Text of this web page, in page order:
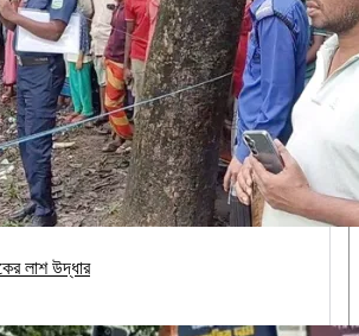
লাশ উদ্ধার